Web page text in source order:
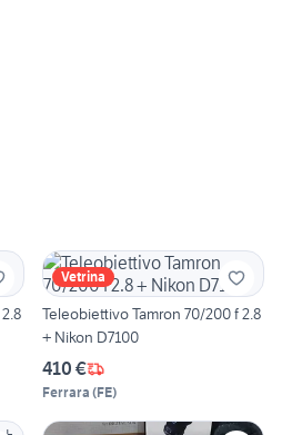
Vetrina
Teleobiettivo Tamron 70/200 f 2.8
+ Nikon D7100
410 €
Ferrara (FE)